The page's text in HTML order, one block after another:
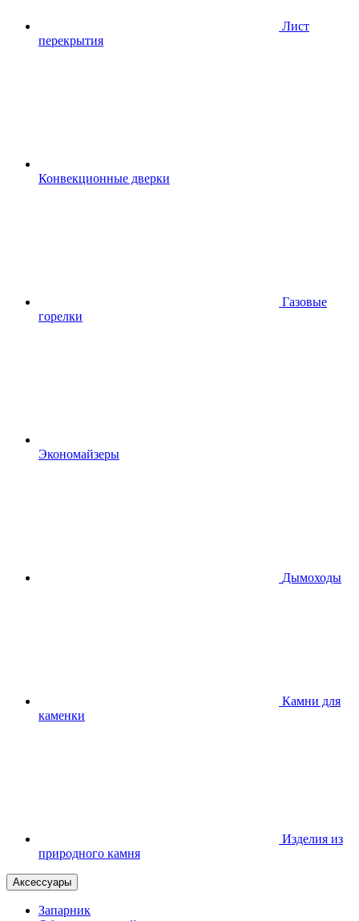
Лист
перекрытия
Конвекционные дверки
Газовые
горелки
Экономайзеры
Дымоходы
Камни для
каменки
Изделия из
природного камня
Аксессуары
Запарник